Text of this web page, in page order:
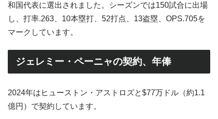
和国代表に選出されました。シーズンでは150試合に出場
し、打率.263、10本塁打、52打点、13盗塁、OPS.705を
マークしています。
ジェレミー・ペーニャの契約、年俸
2024年はヒューストン・アストロズと$77万ドル（約1.1
億円）で契約しています。